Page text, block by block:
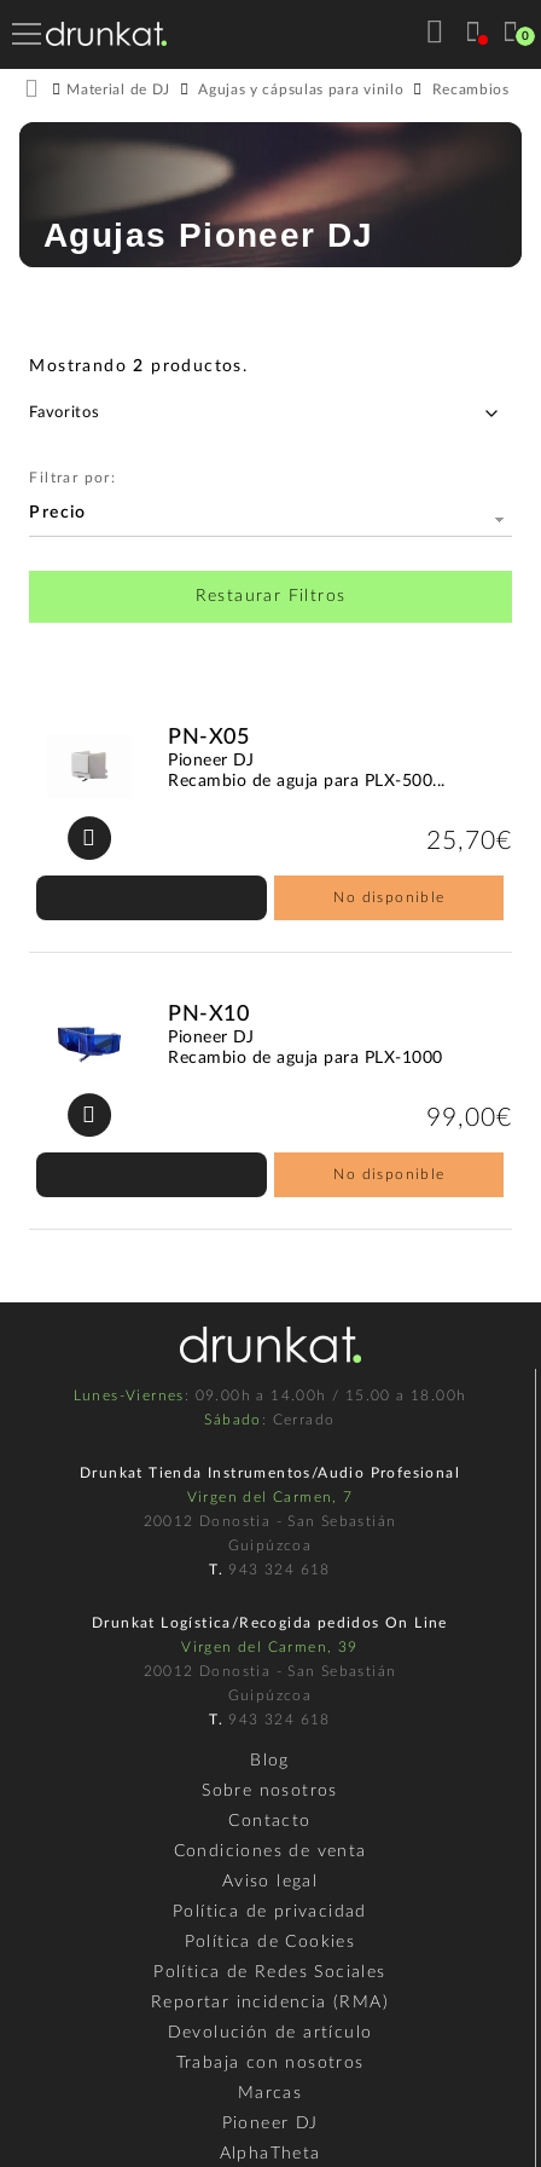
0
Material de DJ Agujas y cápsulas para vinilo Recambios de
Agujas Pioneer DJ
Mostrando2 productos.
Filtrar por:
Precio
Restaurar Filtros
PN-X05
Pioneer DJ
Recambio de aguja para PLX-500...
25,70€
No disponible
PN-X10
Pioneer DJ
Recambio de aguja para PLX-1000
99,00€
No disponible
Lunes-Viernes : 09.00h a 14.00h / 15.00 a 18.00h
Sábado : Cerrado
Drunkat Tienda Instrumentos/Audio Profesional
Virgen del Carmen, 7
20012 Donostia - San Sebastián
Guipúzcoa
T. 943 324 618
Drunkat Logística/Recogida pedidos On Line
Virgen del Carmen, 39
20012 Donostia - San Sebastián
Guipúzcoa
T. 943 324 618
Blog
Sobre nosotros
Contacto
Condiciones de venta
Aviso legal
Política de privacidad
Política de Cookies
Política de Redes Sociales
Reportar incidencia (RMA)
Devolución de artículo
Trabaja con nosotros
Marcas
Pioneer DJ
AlphaTheta